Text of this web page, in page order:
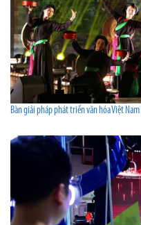
Bàn giải pháp phát triển văn hóa Việt